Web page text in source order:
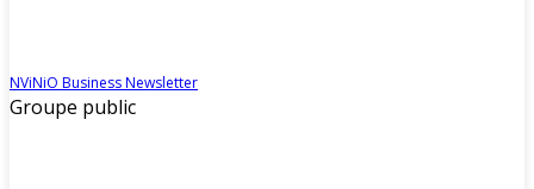
NViNiO Business Newsletter
Groupe public